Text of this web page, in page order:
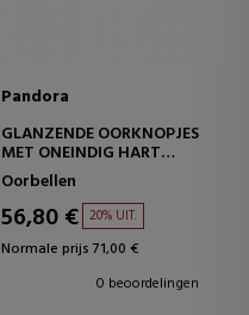
Pandora
GLANZENDE OORKNOPJES
MET ONEINDIG HART
262667C01
Oorbellen
56,80 € 20% UIT.
Normale prijs 71,00 €
0 beoordelingen